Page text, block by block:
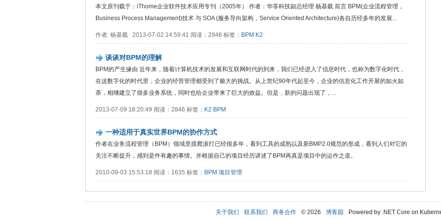
本文原刊载于：iThome企业软件技术应用专刊（2005年） 作者：华苓科技副总经理 杨基载 前言 BPM(企业流程管理，
Business Process Management)技术 与 SOA (服务导向架构，Service Oriented Architecture)各自历经多年的发展...
作者: 杨基载 2013-07-02 14:59:41 阅读：2946 标签： BPM K2
谈谈对BPM的理解
BPM的产生缘由 近年来，随着计算机技术的发展和互联网时代的到来，我们已经进入了信息时代，也称为数字化时代，
在这数字化的时代里，企业的经营管理都受到了极大的挑战。从上世纪90年代起至今，企业的信息化工作开展的如火如
荼，相继建立了很多业务系统，同时也给企业带来了巨大的效益。但是，新的问题出现了，...
2013-07-09 18:20:49 阅读：2846 标签： K2 BPM
一种适用于真实世界BPM的协作方式
作者在业务流程管理（BPM）领域里摸爬滚打已经很多年，看到工具的成熟以及新BMP2.0规范的形成，看到人们对它的
关注不断提升，感到是件有趣的事情。并根据自己的项目经历讲述了BPM再真是项目中的运作之道。
2010-09-03 15:53:18 阅读：1635 标签： BPM 项目管理
关于我们 联系我们 商务合作 © 2026 博客园 Powered by .NET Core on